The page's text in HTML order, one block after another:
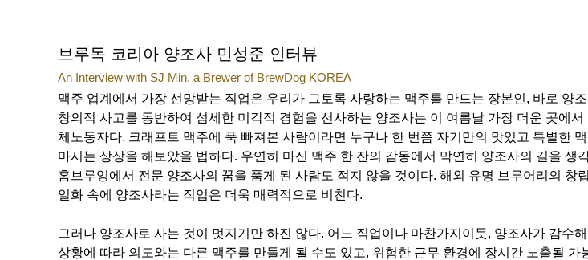
브루독 코리아 양조사 민성준 인터뷰
An Interview with SJ Min, a Brewer of BrewDog KOREA
맥주 업계에서 가장 선망받는 직업은 우리가 그토록 사랑하는 맥주를 만드는 장본인, 바로 양
창의적 사고를 동반하여 섬세한 미각적 경험을 선사하는 양조사는 이 여름날 가장 더운 곳에
체노동자다. 크래프트 맥주에 푹 빠져본 사람이라면 누구나 한 번쯤 자기만의 맛있고 특별한
마시는 상상을 해보았을 법하다. 우연히 마신 맥주 한 잔의 감동에서 막연히 양조사의 길을 생
홈브루잉에서 전문 양조사의 꿈을 품게 된 사람도 적지 않을 것이다. 해외 유명 브루어리의 창
일화 속에 양조사라는 직업은 더욱 매력적으로 비친다.
그러나 양조사로 사는 것이 멋지기만 하진 않다. 어느 직업이나 마찬가지이듯, 양조사가 감수
상황에 따라 의도와는 다른 맥주를 만들게 될 수도 있고, 위험한 근무 환경에 장시간 노출될 가